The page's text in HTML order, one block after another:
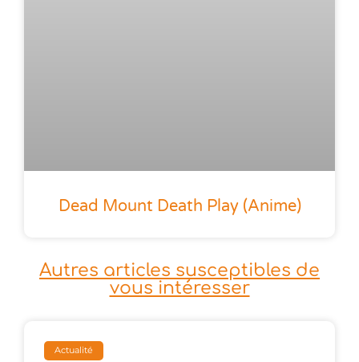
Dead Mount Death Play (anime)
Autres articles susceptibles de
vous intéresser
Actualité